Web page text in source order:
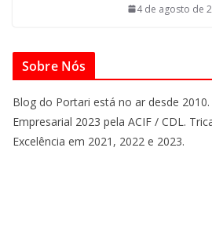
4 de agosto de
Sobre Nós
Blog do Portari está no ar desde
Empresarial 2023 pela ACIF / CDL.
Excelência em 2021, 2022 e 2023.